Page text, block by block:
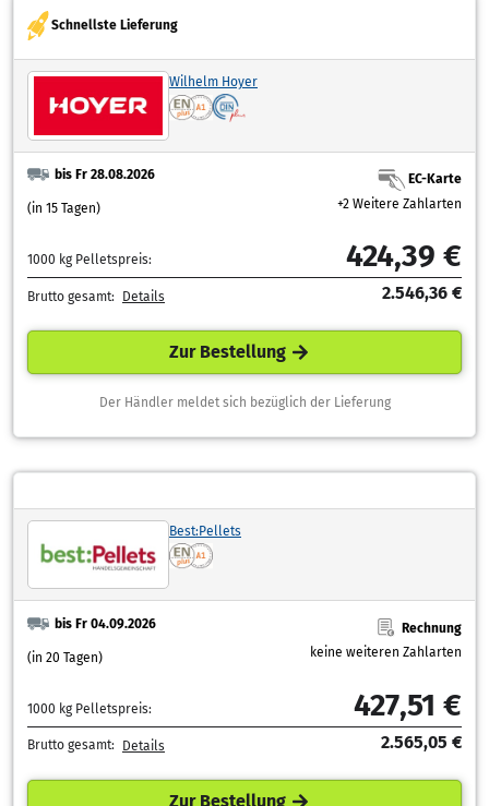
Schnellste Lieferung
Wilhelm Hoyer
bis Fr 28.08.2026
(in 15 Tagen)
EC-Karte
+2 Weitere Zahlarten
1000 kg Pelletspreis: 424,39 €
Brutto gesamt: Details 2.546,36 €
Zur Bestellung
Der Händler meldet sich bezüglich der Lieferung
Best:Pellets
bis Fr 04.09.2026
(in 20 Tagen)
Rechnung
keine weiteren Zahlarten
1000 kg Pelletspreis: 427,51 €
Brutto gesamt: Details 2.565,05 €
Zur Bestellung